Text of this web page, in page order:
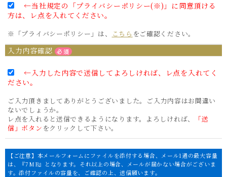
←当社規定の「プライバシーポリシー(※)」に同意頂ける
方は、レ点を入れてください。
※「プライバシーポリシー」は、 こちら をご確認ください。
入力内容確認 必須
←入力した内容で送信してよろしければ、レ点を入れてく
ださい。
ご入力頂きましてありがとうございました。ご入力内容はお間違い
ないでしょうか。
レ点を入れると送信できるようになります。よろしければ、
「送
信」ボタン をクリックして下さい。
【ご注意】本メールフォームにファイルを添付する場合、メール1通の最大容量
は、『7MB』となります。それ以上の場合、メールが届かない場合がございま
す。添付ファイルの容量を、ご確認の上、送信願います。